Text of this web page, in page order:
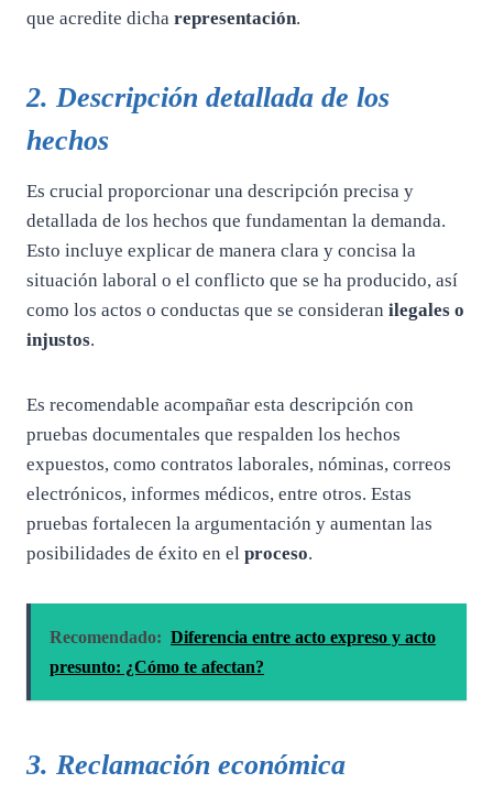
que acredite dicha representación.
2. Descripción detallada de los
hechos
Es crucial proporcionar una descripción precisa y
detallada de los hechos que fundamentan la demanda.
Esto incluye explicar de manera clara y concisa la
situación laboral o el conflicto que se ha producido, así
como los actos o conductas que se consideran ilegales o
injustos.
Es recomendable acompañar esta descripción con
pruebas documentales que respalden los hechos
expuestos, como contratos laborales, nóminas, correos
electrónicos, informes médicos, entre otros. Estas
pruebas fortalecen la argumentación y aumentan las
posibilidades de éxito en el proceso.
Recomendado: Diferencia entre acto expreso y acto
presunto: ¿Cómo te afectan?
3. Reclamación económica